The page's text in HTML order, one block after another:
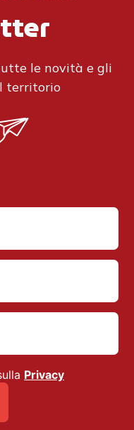
le novità e gli
territorio
Privacy